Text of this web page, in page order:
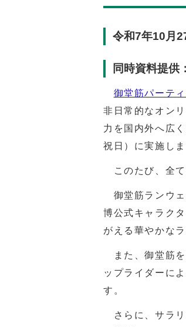
令和7年10月
同時資料提供
御堂筋パーテ
非日常的なオン
力を国内外へ広
祝日）に実施し
このたび、全て
御堂筋ランウェ
博公式キャラク
がえる華やかな
また、御堂筋を
ップライダーに
す。
さらに、サラリ